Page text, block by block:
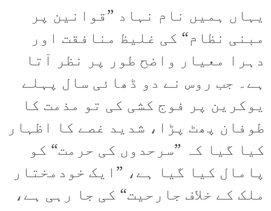
یہاں ہمیں نام نہاد ”قوانین پر
مبنی نظام“ کی غلیظ منافقت اور
دہرا معیار واضح طور پر نظر آتا
ہے۔ جب روس نے دو ڈھائی سال پہلے
یوکرین پر فوج کشی کی تو مذمت کا
طوفان پھٹ پڑا، شدید غصے کا اظہار
کیا گیا کہ ”سرحدوں کی حرمت“ کو
پامال کیا گیا ہے، ”ایک خودمختار
ملک کے خلاف جارحیت“ کی جا رہی ہے،